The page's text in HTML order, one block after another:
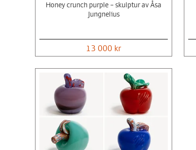
Honey crunch purple – skulptur av Åsa
Jungnelius
13 000 kr